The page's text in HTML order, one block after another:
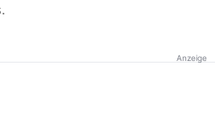
Anzeige